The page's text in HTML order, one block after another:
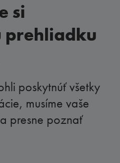
si
prehliadku
poskytnúť všetky
musíme vaše
presne poznať